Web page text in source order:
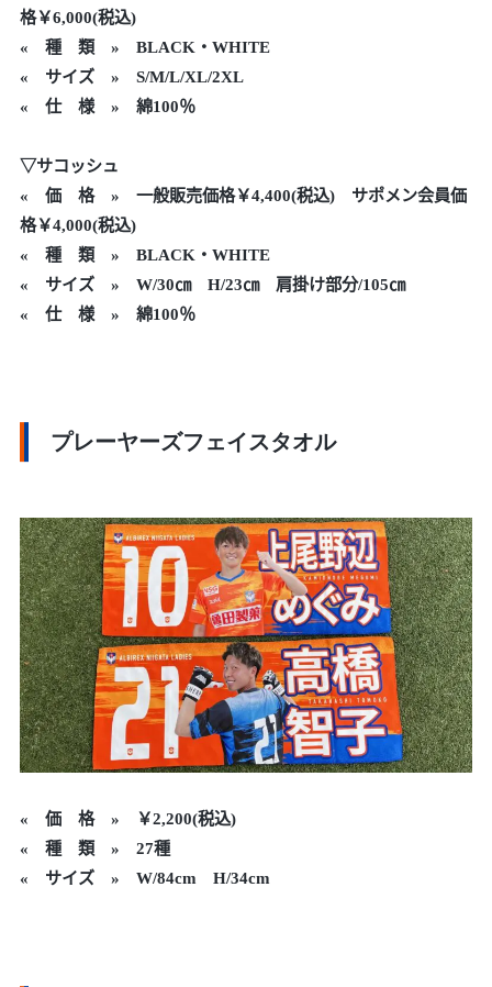
格￥6,000(税込)
« 種 類 » BLACK・WHITE
« サイズ » S/M/L/XL/2XL
« 仕 様 » 綿100％
▽サコッシュ
« 価 格 » 一般販売価格￥4,400(税込) サポメン会員価
格￥4,000(税込)
« 種 類 » BLACK・WHITE
« サイズ » W/30㎝ H/23㎝ 肩掛け部分/105㎝
« 仕 様 » 綿100％
プレーヤーズフェイスタオル
« 価 格 » ￥2,200(税込)
« 種 類 » 27種
« サイズ » W/84cm H/34cm